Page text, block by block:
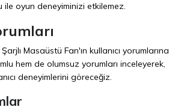
ile oyun deneyiminizi etkilemez.
Masaüstü Fan'ın kullanıcı yorumlarına
hem de olumsuz yorumları inceleyerek,
deneyimlerini göreceğiz.